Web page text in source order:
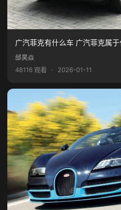
广汽菲克有什么车 广汽菲克属
邰昊焱
48116 观看
· 2026-01-11